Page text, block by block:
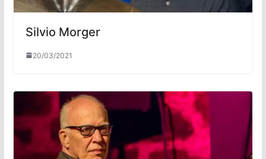
Silvio Morger
20/03/2021